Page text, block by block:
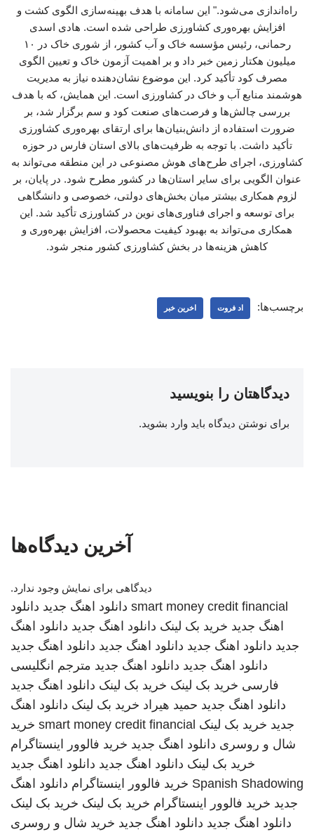
راه‌اندازی می‌شود." این سامانه با هدف بهینه‌سازی الگوی کشت و
افزایش بهره‌وری کشاورزی طراحی شده است. هادی اسدی
رحمانی، رئیس مؤسسه خاک و آب کشور، از شوری خاک در ۱۰
میلیون هکتار زمین خبر داد و بر اهمیت آزمون خاک و تعیین الگوی
مصرف کود تأکید کرد. این موضوع نشان‌دهنده نیاز به مدیریت
هوشمند منابع آب و خاک در کشاورزی است. این همایش، که با هدف
بررسی چالش‌ها و فرصت‌های صنعت کود و سم برگزار شد، بر
ضرورت استفاده از دانش‌بنیان‌ها برای ارتقای بهره‌وری کشاورزی
تأکید داشت. با توجه به ظرفیت‌های بالای استان فارس در حوزه
کشاورزی، اجرای طرح‌های هوش مصنوعی در این منطقه می‌تواند به
عنوان الگویی برای سایر استان‌ها در کشور مطرح شود. در پایان، بر
لزوم همکاری بیشتر میان بخش‌های دولتی، خصوصی و دانشگاهی
برای توسعه و اجرای فناوری‌های نوین در کشاورزی تأکید شد. این
همکاری می‌تواند به بهبود کیفیت محصولات، افزایش بهره‌وری و
کاهش هزینه‌ها در بخش کشاورزی کشور منجر شود.
برچسب‌ها: اد فروت اخرین خبر
دیدگاهتان را بنویسید
برای نوشتن دیدگاه باید وارد بشوید.
آخرین دیدگاه‌ها
دیدگاهی برای نمایش وجود ندارد.
smart money credit financial دانلود اهنگ جدید دانلود
اهنگ جدید خرید بک لینک دانلود اهنگ جدید دانلود اهنگ
جدید دانلود اهنگ جدید دانلود اهنگ جدید دانلود اهنگ جدید
دانلود اهنگ جدید دانلود اهنگ جدید مترجم انگلیسی
فارسی خرید بک لینک خرید بک لینک دانلود اهنگ جدید
دانلود اهنگ جدید حمید هیراد خرید بک لینک دانلود اهنگ
جدید خرید بک لینک smart money credit financial خرید
شال و روسری دانلود اهنگ جدید خرید فالوور اینستاگرام
خرید بک لینک دانلود اهنگ جدید دانلود اهنگ جدید
Spanish Shadowing خرید فالوور اینستاگرام دانلود اهنگ
جدید خرید فالوور اینستاگرام خرید بک لینک خرید بک لینک
دانلود اهنگ جدید دانلود اهنگ جدید خرید شال و روسری